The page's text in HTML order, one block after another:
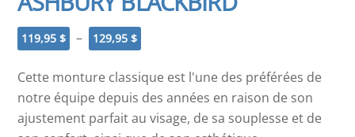
119,95 $ – 129,95 $
de
prix :
119,95 $
à
129,95 $
Cette monture classique est l'une des préférées de
notre équipe depuis des années en raison de son
ajustement parfait au visage, de sa souplesse et de